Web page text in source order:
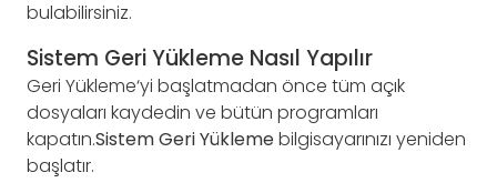
bulabilirsiniz.
Sistem Geri Yükleme Nasıl Yapılır
Geri Yükleme‘yi başlatmadan önce tüm açık
dosyaları kaydedin ve bütün programları
kapatın.Sistem Geri Yüklemebilgisayarınızı yeniden
başlatır.